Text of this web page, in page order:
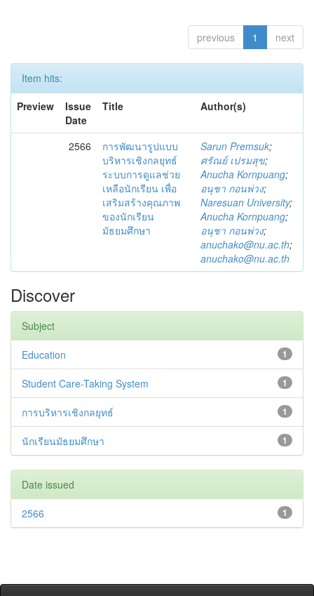
previous 1 next
Item hits:
Preview
Issue
Date
Title Author(s)
2566
การพัฒนารูปแบบ
บริหารเชิงกลยุทธ์
ระบบการดูแลช่วย
เหลือนักเรียน เพื่อ
เสริมสร้างคุณภาพ
ของนักเรียน
มัธยมศึกษา
Sarun Premsuk;
ศรัณย์ เปรมสุข;
Anucha Kornpuang;
อนุชา กอนพ่วง;
Naresuan University;
Anucha Kornpuang;
อนุชา กอนพ่วง;
anuchako@nu.ac.th;
anuchako@nu.ac.th
Discover
Subject
1
Education
1
Student Care-Taking System
1
การบริหารเชิงกลยุทธ์
1
นักเรียนมัธยมศึกษา
Date issued
1
2566